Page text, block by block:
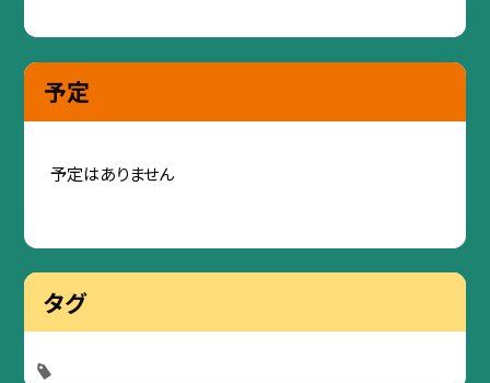
予定
予定はありません
タグ